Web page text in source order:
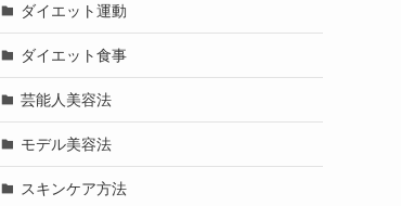
ダイエット運動
ダイエット食事
芸能人美容法
モデル美容法
スキンケア方法